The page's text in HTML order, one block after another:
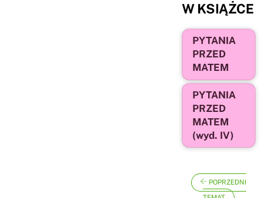
W KSIĄŻCE
PYTANIA
PRZED
MATEM
PYTANIA
PRZED
MATEM
(wyd. IV)
POPRZEDNI